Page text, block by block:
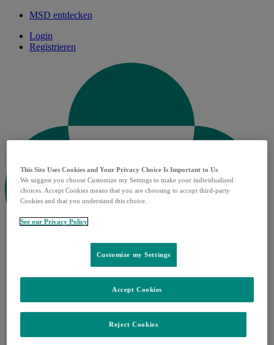
MSD entdecken
Login
Registrieren
Open
This Site Uses Cookies and Your Privacy Choice Is Important to Us
We suggest you choose Customize my Settings to make your individualized
choices. Accept Cookies means that you are choosing to accept third-party
Cookies and that you understand this choice.
See our Privacy Policy
Customize my Settings
Reject Cookies
Accept Cookies